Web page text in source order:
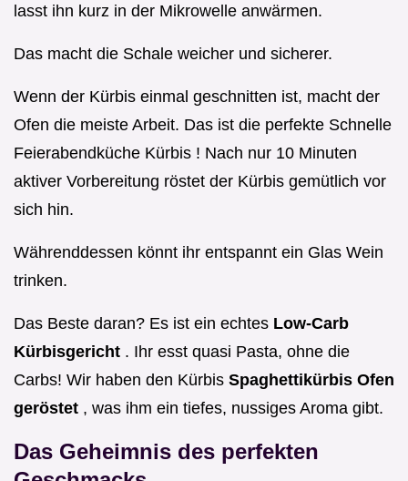
lasst ihn kurz in der Mikrowelle anwärmen.
Das macht die Schale weicher und sicherer.
Wenn der Kürbis einmal geschnitten ist, macht der
Ofen die meiste Arbeit. Das ist die perfekte Schnelle
Feierabendküche Kürbis ! Nach nur 10 Minuten
aktiver Vorbereitung röstet der Kürbis gemütlich vor
sich hin.
Währenddessen könnt ihr entspannt ein Glas Wein
trinken.
Das Beste daran? Es ist ein echtes Low-Carb
Kürbisgericht . Ihr esst quasi Pasta, ohne die
Carbs! Wir haben den Kürbis Spaghettikürbis Ofen
geröstet , was ihm ein tiefes, nussiges Aroma gibt.
Das Geheimnis des perfekten